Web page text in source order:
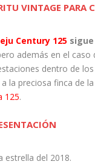
VINTAGE PARA
Century 125
además en el
dentro de
la preciosa finca de
125.
estrella del 2018.